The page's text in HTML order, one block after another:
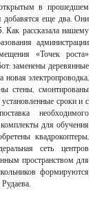
открытым в прошедшем
добавятся еще два. Они
рассказала нашему
администрации
«Точек роста»
заменены деревянные
электропроводка,
стены, смонтированы
сроки и с
необходимого
для обучения
квадрокоптеры,
сеть центров
пространством для
формируются